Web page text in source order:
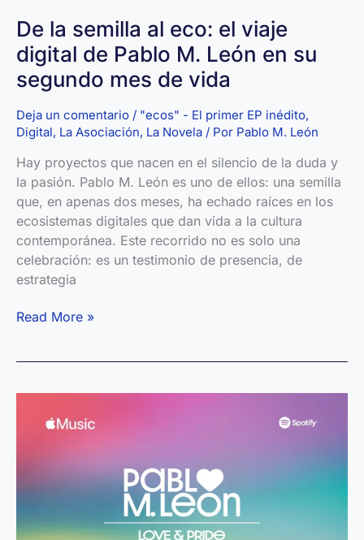
De la semilla al eco: el viaje
digital de Pablo M. León en su
segundo mes de vida
Deja un comentario / "ecos" - El primer EP inédito,
Digital, La Asociación, La Novela / Por Pablo M. León
Hay proyectos que nacen en el silencio de la duda y
la pasión. Pablo M. León es uno de ellos: una semilla
que, en apenas dos meses, ha echado raíces en los
ecosistemas digitales que dan vida a la cultura
contemporánea. Este recorrido no es solo una
celebración: es un testimonio de presencia, de
estrategia
De
eco:
de
Pablo
León
Read More »